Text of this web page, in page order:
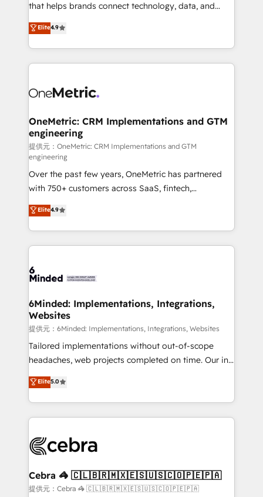
that helps brands connect technology, data, and
creativity to achieve measurable results. Founded in
Barcelona and operating across Spain, LATAM, and
the UK, we support global companies in building
smarter marketing, sales, and customer success
Iberia (Spain & Portugal), we combine human insight
growth. Our multidisciplinary team designs solutions
that simplify complexity, boost performance, and
turn innovation into real impact. 🌍 Highlights •
HubSpot Partner since 2012 • 2022 EMEA Impact
Award: Best Integration • 150+ successful HubSpot
projects • Clients in 30+ industries • Proprietary
technology for integrations • Multilingual team:
English, Spanish, Portuguese & Italian 👉 Grow
smarter with AI and HubSpot.
Elite4.9
OneMetric: CRM Implementations and GTM
engineering
提供元：OneMetric: CRM Implementations and GTM
engineering
Over the past few years, OneMetric has partnered
with 750+ customers across SaaS, fintech,
healthcare, real estate, and other industries. With
150+ HubSpot-certified experts, we deliver scalable
solutions to complex GTM and RevOps challenges.
Our Expertise 🔹 Onboarding & Implementation:
tailored to your GTM motion. 🔹 Migrations: Move
downtime. 🔹 RevOps Strategy: Align teams,
processes, and data to drive revenue efficiency. 🔹
Integrations: Connect HubSpot with your tech stack
for better adoption. 🔹 Custom Solutions: Build
tailored apps, workflows, and configurations. We are
our commitment to data security and compliance. At
OneMetric, we help revenue teams focus on the
Elite4.9
6Minded: Implementations, Integrations,
Websites
提供元：6Minded: Implementations, Integrations, Websites
Tailored implementations without out-of-scope
headaches, web projects completed on time. Our in-
house team of certified CRM architects, experts,
developers, designers, and marketers handles all
aspects of your HubSpot. ✨ 400+ global clients ✨
100+ seamless migrations from 15+ different CRMs
implementations, and 5,000+ pages ✨ CS: Clients
CS: 245% organic growth & +751% new visitors for a
full-funnel HubSpot project ✨ CS: 415% conversion
Elite5.0
Cebra 🦓 🇨🇱🇧🇷🇲🇽🇪🇸🇺🇸🇨🇴🇵🇪🇵🇦
提供元：Cebra 🦓 🇨🇱🇧🇷🇲🇽🇪🇸🇺🇸🇨🇴🇵🇪🇵🇦